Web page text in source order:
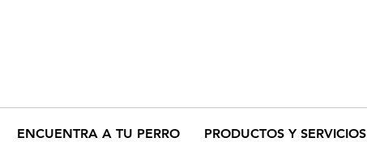
ENCUENTRA A TU PERRO PRODUCTOS Y SERVICIOS